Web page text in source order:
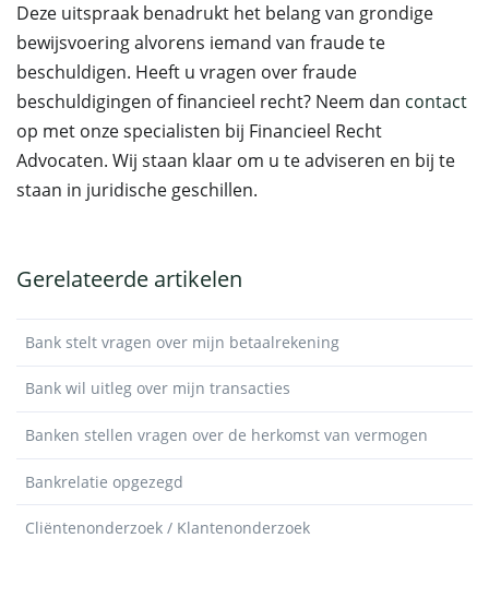
Deze uitspraak benadrukt het belang van grondige
bewijsvoering alvorens iemand van fraude te
beschuldigen. Heeft u vragen over fraude
beschuldigingen of financieel recht? Neem dan contact
op met onze specialisten bij Financieel Recht
Advocaten. Wij staan klaar om u te adviseren en bij te
staan in juridische geschillen.
Gerelateerde artikelen
Bank stelt vragen over mijn betaalrekening
Bank wil uitleg over mijn transacties
Banken stellen vragen over de herkomst van vermogen
Bankrelatie opgezegd
Cliëntenonderzoek / Klantenonderzoek